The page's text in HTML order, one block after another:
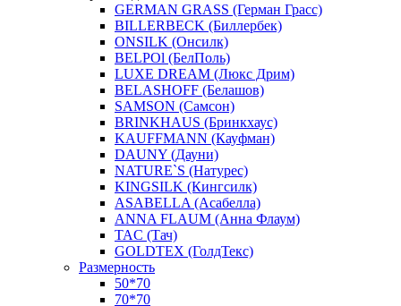
GERMAN GRASS (Герман Грасс)
BILLERBECK (Биллербек)
ONSILK (Онсилк)
BELPOl (БелПоль)
LUXE DREAM (Люкс Дрим)
BELASHOFF (Белашов)
SAMSON (Самсон)
BRINKHAUS (Бринкхаус)
KAUFFMANN (Кауфман)
DAUNY (Дауни)
NATURE`S (Натурес)
KINGSILK (Кингсилк)
ASABELLA (Асабелла)
ANNA FLAUM (Анна Флаум)
TAC (Тач)
GOLDTEX (ГолдТекс)
Размерность
50*70
70*70